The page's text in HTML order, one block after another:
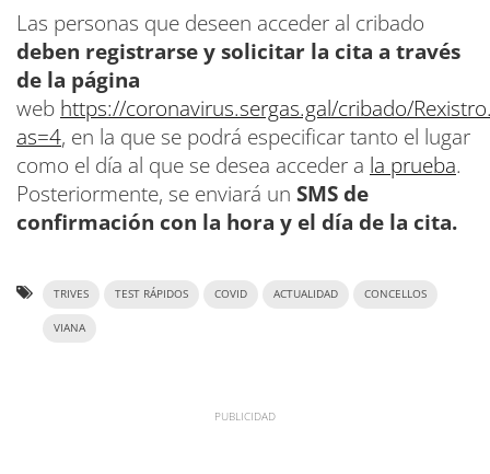
Las personas que deseen acceder al cribado
deben registrarse y solicitar la cita a través
de la página
web https://coronavirus.sergas.gal/cribado/
as=4, en la que se podrá especificar tanto el lugar
como el día al que se desea acceder a la prueba.
Posteriormente, se enviará un SMS de
confirmación con la hora y el día de la cita.
TRIVES TEST RÁPIDOS COVID ACTUALIDAD CONCELLOS
VIANA